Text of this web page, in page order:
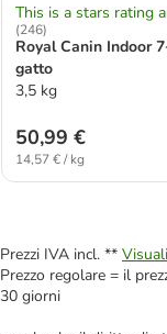
This is a stars rating
(246)
Royal Canin Indoor
gatto
3,5 kg
50,99 €
14,57 € / kg
Prezzi IVA incl. **
Prezzo regolare = il
30 giorni